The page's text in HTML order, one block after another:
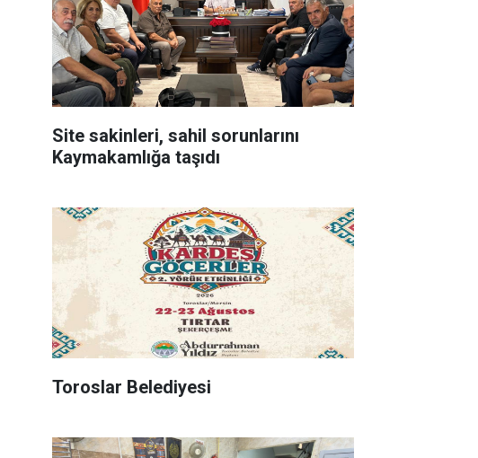
Site sakinleri, sahil sorunlarını
Kaymakamlığa taşıdı
Toroslar Belediyesi